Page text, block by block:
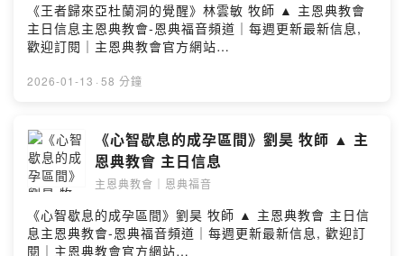
《王者歸來亞杜蘭洞的覺醒》林雲敏 牧師 ▲ 主恩典教會
主日信息主恩典教會-恩典福音頻道｜每週更新最新信息,
歡迎訂閱｜主恩典教會官方網站
一起聚會喔#Powered by Firstory Hosting
2026-01-13 · 58 分鐘
《心智歇息的成孕區間》劉昊 牧師 ▲ 主
恩典教會 主日信息
主恩典教會｜恩典福音
《心智歇息的成孕區間》劉昊 牧師 ▲ 主恩典教會 主日信
息主恩典教會-恩典福音頻道｜每週更新最新信息, 歡迎訂
閱｜主恩典教會官方網站